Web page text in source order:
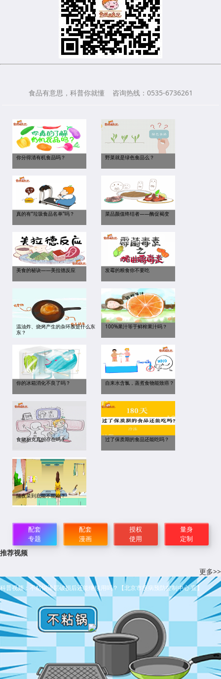
食品有意思，科普你就懂 咨询热线：0535-6736261
你分得清有机食品吗？ 野菜就是绿色食品么？
真的有“垃圾食品名单”吗？ 菜品颜值终结者——酶促褐变
美食的秘诀——美拉德反应 发霉的粮食你不要吃
温油炸、烧烤产生的杂环胺是什么东
东？
100%果汁等于鲜榨果汁吗？
你的冰箱消化不良了吗？ 自来水含氯，蒸煮食物能致癌？
食物相克真的存在吗？ 过了保质期的食品还能吃吗？
隔夜菜到底能不能吃？
配套
专题
配套
漫画
授权
使用
量身
定制
推荐视频
更多>>
科普视频：不粘锅涂层破损后还能继续用吗？【北京市疾病预防控制中心 宣】